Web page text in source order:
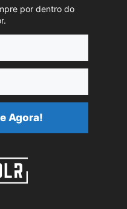
por dentro do
Agora!